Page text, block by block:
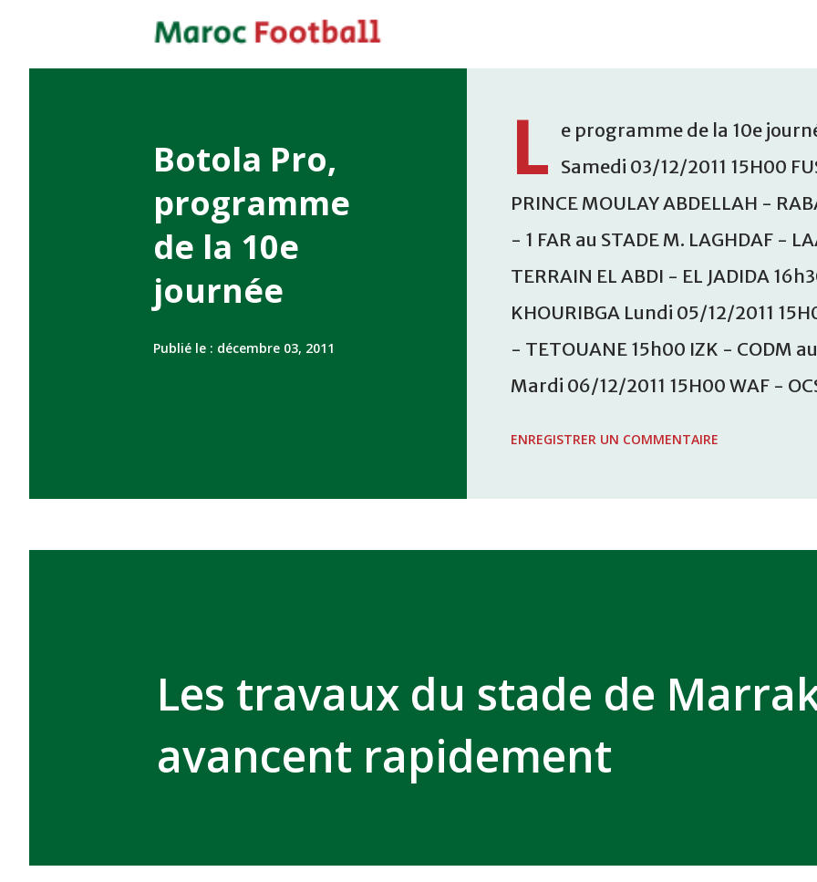
Botola Pro,
programme
de la 10e
journée
Publié le : décembre 03, 2011
L e programme de la 10e
Samedi 03/12/2011 15H00
PRINCE MOULAY ABDELLAH -
- 1 FAR au STADE M. LAGHDAF -
TERRAIN EL ABDI - EL JADIDA
KHOURIBGA Lundi 05/12/2011
- TETOUANE 15h00 IZK - CODM
Mardi 06/12/2011 15H00 WAF -
ENREGISTRER UN COMMENTAIRE
Les travaux du stade de
avancent rapidement